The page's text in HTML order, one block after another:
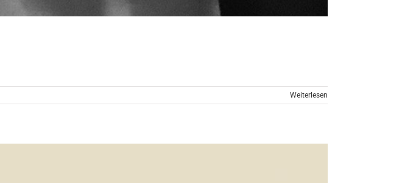
Weiterlesen